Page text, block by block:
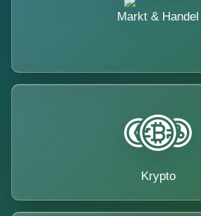
Markt & Handel
Krypto